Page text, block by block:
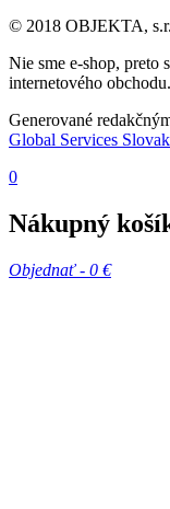
© 2018 OBJEKTA,
Nie sme e-shop, preto
internetového obchodu.
Generované
Global Services
0
Nákupný
Objednať - 0 €